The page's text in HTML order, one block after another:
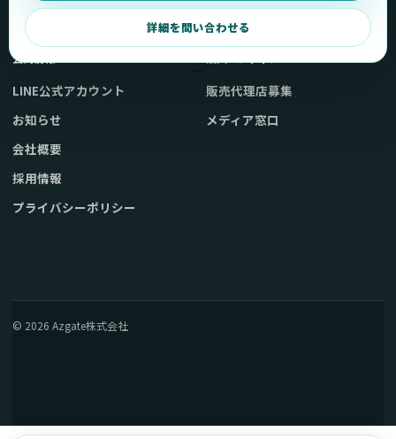
詳細を問い合わせる
弊社販売ストアへ
公式情報
LINE公式アカウント
お知らせ
会社概要
採用情報
プライバシーポリシー
販売代理店募集
メディア窓口
© 2026 Azgate株式会社